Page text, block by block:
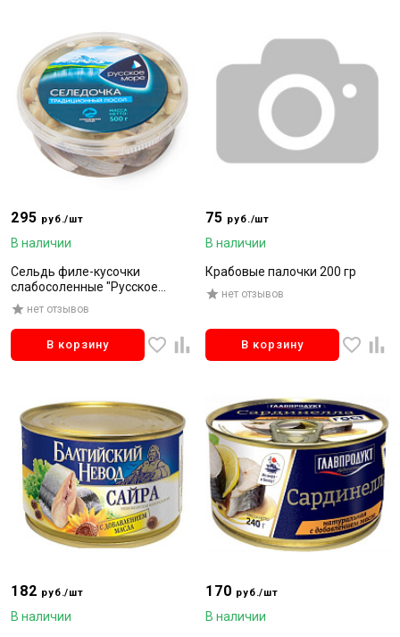
295 руб./шт
В наличии
Сельдь филе-кусочки
слабосоленные "Русское
море" с укропом в масле 500г
6шт
нет отзывов
В корзину
75 руб./шт
В наличии
Крабовые палочки 200 гр
нет отзывов
В корзину
182 руб./шт
В наличии
170 руб./шт
В наличии